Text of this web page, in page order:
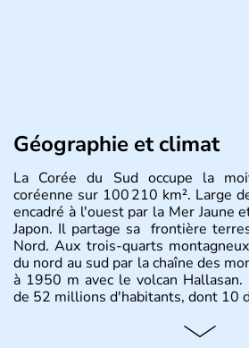
Géographie et climat
La Corée du Sud occupe la
coréenne sur 100 210 km². Large
encadré à l'ouest par la Mer Jaune
Japon. Il partage sa frontière
Nord. Aux trois-quarts
du nord au sud par la chaîne des
à 1950 m avec le volcan Hallasan.
de 52 millions d'habitants, dont 10
Histoire et